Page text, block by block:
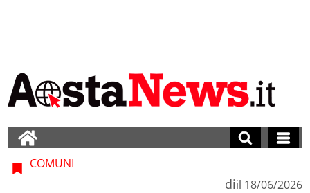
COMUNI
diil 18/06/2026